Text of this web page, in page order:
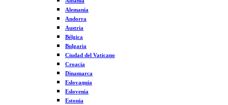
Alemania
Andorra
Austria
Bélgica
Bulgaria
Ciudad del Vaticano
Croacia
Dinamarca
Eslovaquia
Eslovenia
Estonia